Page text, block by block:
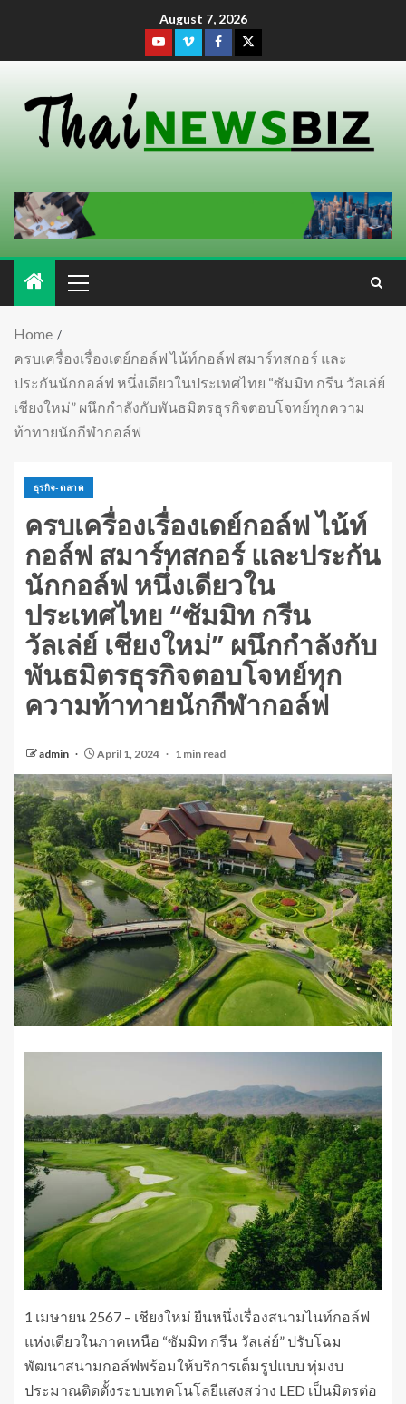
August 7, 2026
Home
ครบเครื่องเรื่องเดย์กอล์ฟ ไน้ท์กอล์ฟ สมาร์ทสกอร์ และ
ประกันนักกอล์ฟ หนึ่งเดียวในประเทศไทย “ซัมมิท กรีน วัลเล่ย์
เชียงใหม่” ผนึกกำลังกับพันธมิตรธุรกิจตอบโจทย์ทุกความ
ท้าทายนักกีฬากอล์ฟ
ธุรกิจ-ตลาด
ครบเครื่องเรื่องเดย์กอล์ฟ ไน้ท์
กอล์ฟ สมาร์ทสกอร์ และประกัน
นักกอล์ฟ หนึ่งเดียวใน
ประเทศไทย “ซัมมิท กรีน
วัลเล่ย์ เชียงใหม่” ผนึกกำลังกับ
พันธมิตรธุรกิจตอบโจทย์ทุก
ความท้าทายนักกีฬากอล์ฟ
admin April 1, 2024 1 min read
1 เมษายน 2567 – เชียงใหม่ ยืนหนึ่งเรื่องสนามไนท์กอล์ฟ
แห่งเดียวในภาคเหนือ “ซัมมิท กรีน วัลเล่ย์” ปรับโฉม
พัฒนาสนามกอล์ฟพร้อมให้บริการเต็มรูปแบบ ทุ่มงบ
ประมาณติดตั้งระบบเทคโนโลยีแสงสว่าง LED เป็นมิตรต่อ